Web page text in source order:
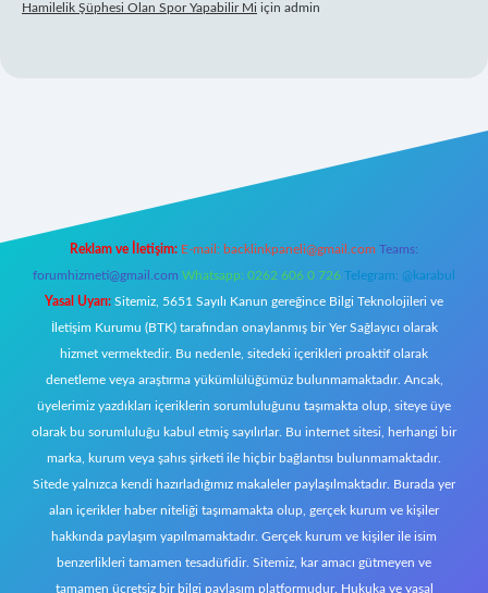
Hamilelik Şüphesi Olan Spor Yapabilir Mi için admin
Reklam ve İletişim: E-mail: backlinkpaneli@gmail.com Teams:
forumhizmeti@gmail.com Whatsapp: 0262 606 0 726 Telegram: @karabul
Yasal Uyarı: Sitemiz, 5651 Sayılı Kanun gereğince Bilgi Teknolojileri ve
İletişim Kurumu (BTK) tarafından onaylanmış bir Yer Sağlayıcı olarak
hizmet vermektedir. Bu nedenle, sitedeki içerikleri proaktif olarak
denetleme veya araştırma yükümlülüğümüz bulunmamaktadır. Ancak,
üyelerimiz yazdıkları içeriklerin sorumluluğunu taşımakta olup, siteye üye
olarak bu sorumluluğu kabul etmiş sayılırlar. Bu internet sitesi, herhangi bir
marka, kurum veya şahıs şirketi ile hiçbir bağlantısı bulunmamaktadır.
Sitede yalnızca kendi hazırladığımız makaleler paylaşılmaktadır. Burada yer
alan içerikler haber niteliği taşımamakta olup, gerçek kurum ve kişiler
hakkında paylaşım yapılmamaktadır. Gerçek kurum ve kişiler ile isim
benzerlikleri tamamen tesadüfidir. Sitemiz, kar amacı gütmeyen ve
tamamen ücretsiz bir bilgi paylaşım platformudur. Hukuka ve yasal